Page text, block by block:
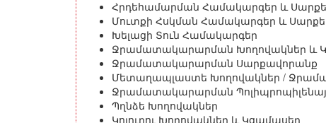
Հրդեհամարման Համակարգեր և
Մուտքի Հսկման Համակարգեր և
Խելացի Տուն Համակարգեր
Ջրամատակարարման Խողովակներ և
Ջրամատակարարման Սարքավորանք
Մետաղապլաստե Խողովակներ /
Ջրամատակարարման
Պղնձե Խողովակներ
Կոյուղու Խողովակներ և Կցամասեր